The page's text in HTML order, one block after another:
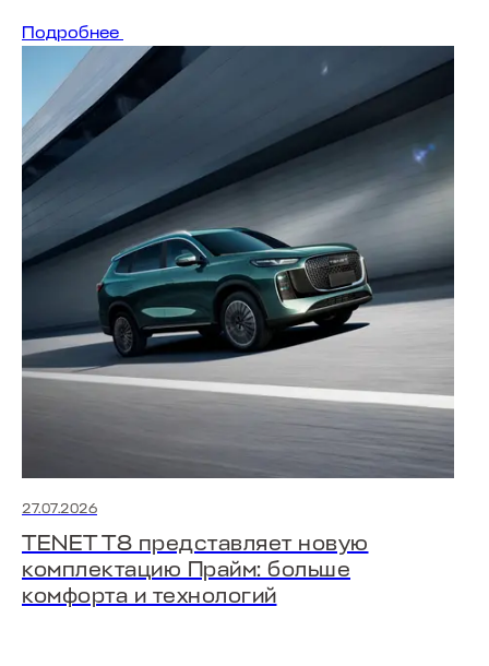
Подробнее
27.07.2026
TENET T8 представляет новую
комплектацию Прайм: больше
комфорта и технологий